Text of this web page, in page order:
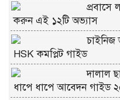
করুন এই ১২টি অভ্যাস
চাইনিজ
HSK কমপ্লিট গাইড
দালাল
ধাপে ধাপে আবেদন গাইড